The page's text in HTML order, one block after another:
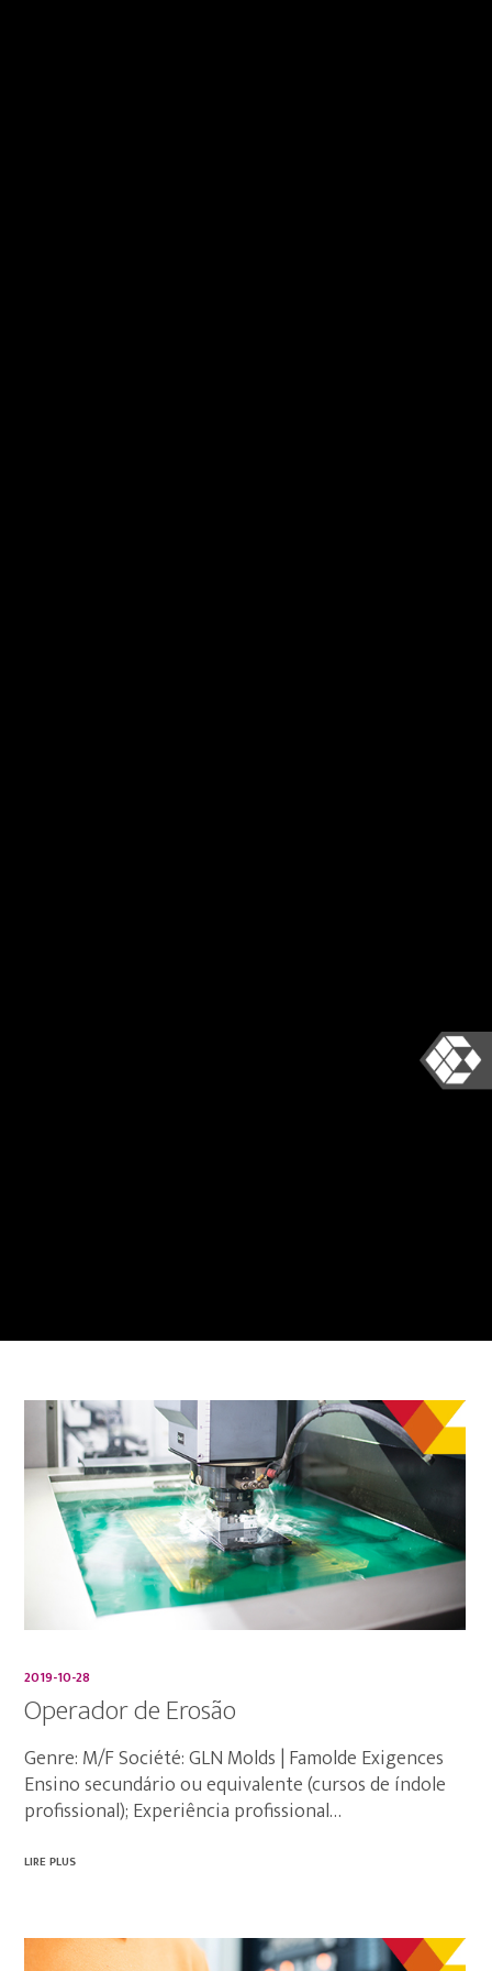
2019-10-28
Operador de Erosão
Genre: M/F Société: GLN Molds | Famolde Exigences
Ensino secundário ou equivalente (cursos de índole
profissional); Experiência profissional…
LIRE PLUS